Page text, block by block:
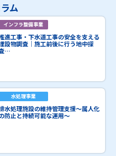
ム
インフラ整備事業
進工事・下水道工事の安全を支える
設物調査｜施工前後に行う地中探
…
水処理事業
水処理施設の維持管理支援～属人化
防止と持続可能な運用～